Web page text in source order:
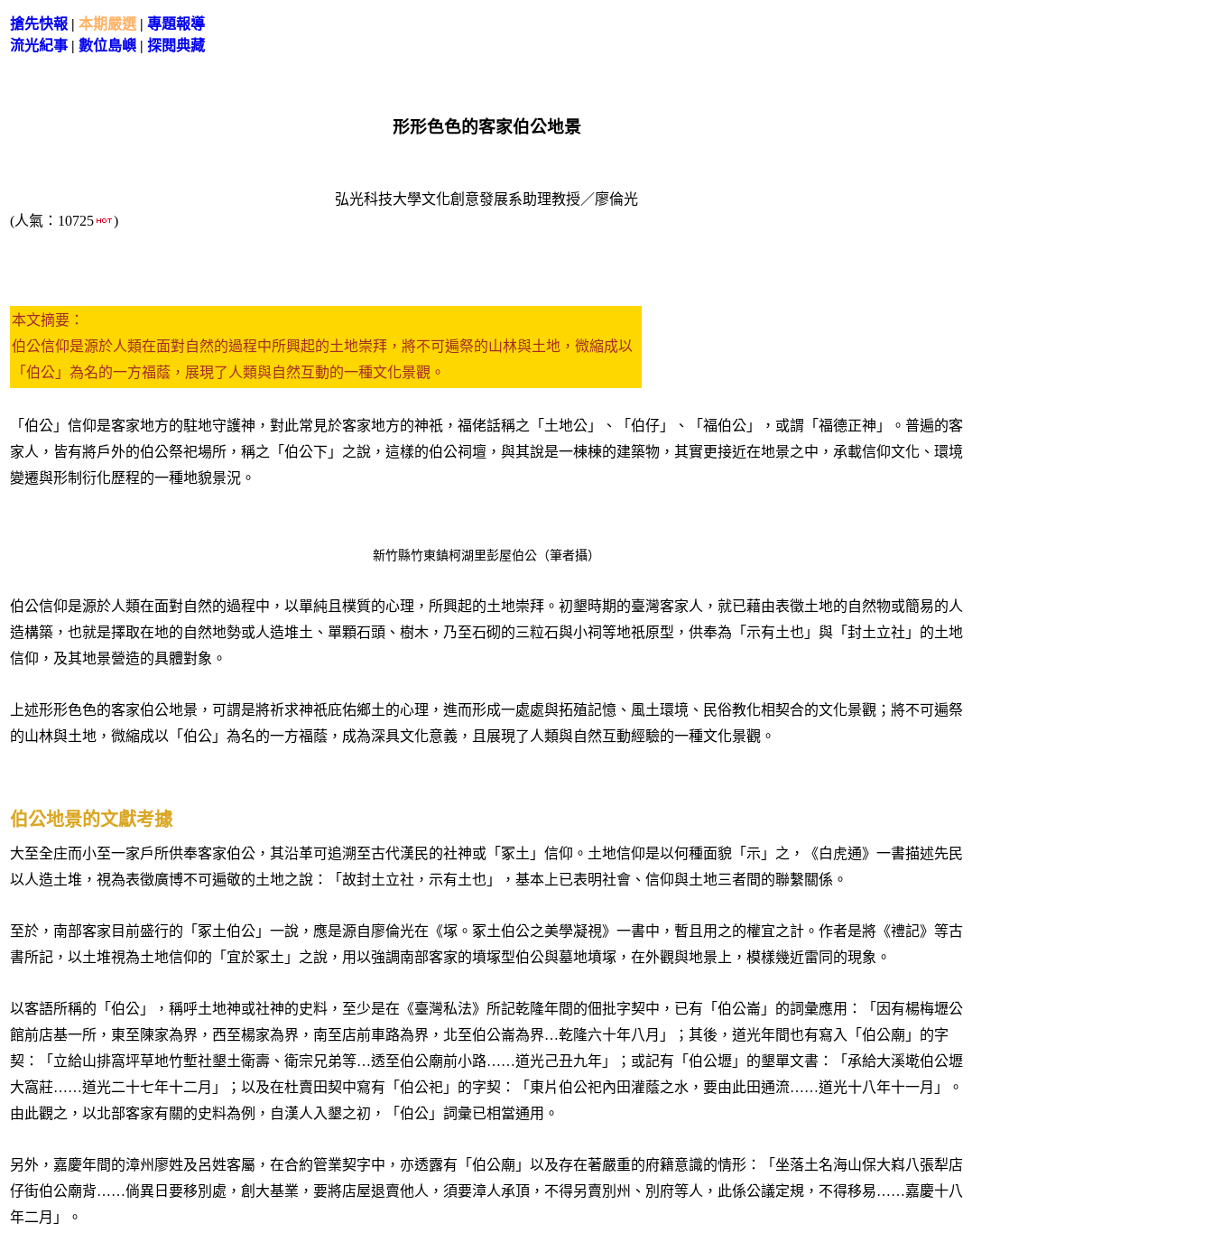
搶先快報 | 本期嚴選 | 專題報導
流光紀事 | 數位島嶼 | 探閱典藏
形形色色的客家伯公地景
弘光科技大學文化創意發展系助理教授／廖倫光
(人氣：10725
)
本文摘要：
伯公信仰是源於人類在面對自然的過程中所興起的土地崇拜，將不可遍祭的山林與土地，微縮成以
「伯公」為名的一方福蔭，展現了人類與自然互動的一種文化景觀。
「伯公」信仰是客家地方的駐地守護神，對此常見於客家地方的神祇，福佬話稱之「土地公」、「伯仔」、「福伯公」，或謂「福德正神」。普遍的客
家人，皆有將戶外的伯公祭祀場所，稱之「伯公下」之說，這樣的伯公祠壇，與其說是一棟棟的建築物，其實更接近在地景之中，承載信仰文化、環境
變遷與形制衍化歷程的一種地貌景況。
新竹縣竹東鎮柯湖里彭屋伯公（筆者攝）
伯公信仰是源於人類在面對自然的過程中，以單純且樸質的心理，所興起的土地崇拜。初墾時期的臺灣客家人，就已藉由表徵土地的自然物或簡易的人
造構築，也就是擇取在地的自然地勢或人造堆土、單顆石頭、樹木，乃至石砌的三粒石與小祠等地祇原型，供奉為「示有土也」與「封土立社」的土地
信仰，及其地景營造的具體對象。
上述形形色色的客家伯公地景，可謂是將祈求神祇庇佑鄉土的心理，進而形成一處處與拓殖記憶、風土環境、民俗教化相契合的文化景觀；將不可遍祭
的山林與土地，微縮成以「伯公」為名的一方福蔭，成為深具文化意義，且展現了人類與自然互動經驗的一種文化景觀。
伯公地景的文獻考據
大至全庄而小至一家戶所供奉客家伯公，其沿革可追溯至古代漢民的社神或「冢土」信仰。土地信仰是以何種面貌「示」之，《白虎通》一書描述先民
以人造土堆，視為表徵廣博不可遍敬的土地之說：「故封土立社，示有土也」，基本上已表明社會、信仰與土地三者間的聯繫關係。
至於，南部客家目前盛行的「冢土伯公」一說，應是源自廖倫光在《塚。冢土伯公之美學凝視》一書中，暫且用之的權宜之計。作者是將《禮記》等古
書所記，以土堆視為土地信仰的「宜於冢土」之說，用以強調南部客家的墳塚型伯公與墓地墳塚，在外觀與地景上，模樣幾近雷同的現象。
以客語所稱的「伯公」，稱呼土地神或社神的史料，至少是在《臺灣私法》所記乾隆年間的佃批字契中，已有「伯公崙」的詞彙應用：「因有楊梅壢公
館前店基一所，東至陳家為界，西至楊家為界，南至店前車路為界，北至伯公崙為界…乾隆六十年八月」；其後，道光年間也有寫入「伯公廟」的字
契：「 立給山排窩坪草地竹塹社墾土衛壽、衛宗兄弟等…透至伯公廟前小路……道光己丑九年 」；或記有「伯公壢」的墾單文書：「 承給大溪墘伯公壢
大窩莊……道光二十七年十二月 」；以及在杜賣田契中寫有「伯公祀」的字契：「 東片伯公祀內田灌蔭之水，要由此田通流……道光十八年十一月 」。
由此觀之，以北部客家有關的史料為例，自漢人入墾之初，「伯公」詞彙已相當通用。
另外，嘉慶年間的漳州廖姓及呂姓客屬，在合約管業契字中，亦透露有「伯公廟」以及存在著嚴重的府籍意識的情形：「 坐落土名海山保大嵙八張犁店
仔街伯公廟背……倘異日要移別處，創大基業，要將店屋退賣他人，須要漳人承頂，不得另賣別州、別府等人，此係公議定規，不得移易……嘉慶十八
年二月 」。